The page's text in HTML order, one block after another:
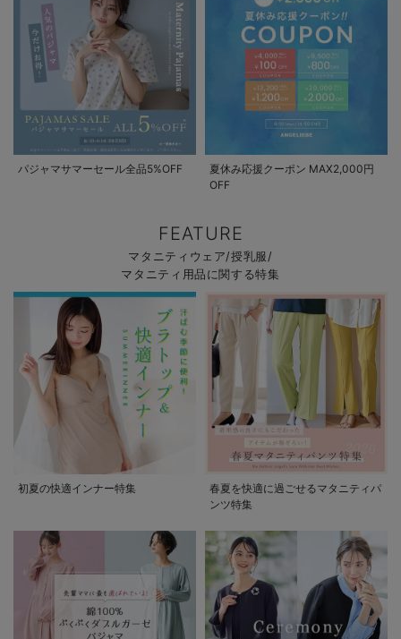
パジャマサマーセール全品5%OFF
夏休み応援クーポン MAX2,000円
OFF
FEATURE
マタニティウェア/授乳服/
マタニティ用品に関する特集
初夏の快適インナー特集
春夏を快適に過ごせるマタニティパ
ンツ特集